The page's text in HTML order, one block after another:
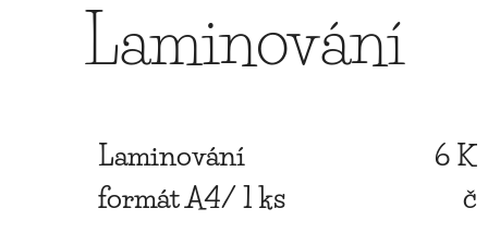
Laminování
Laminování
formát A4/ 1 ks
6 K
č